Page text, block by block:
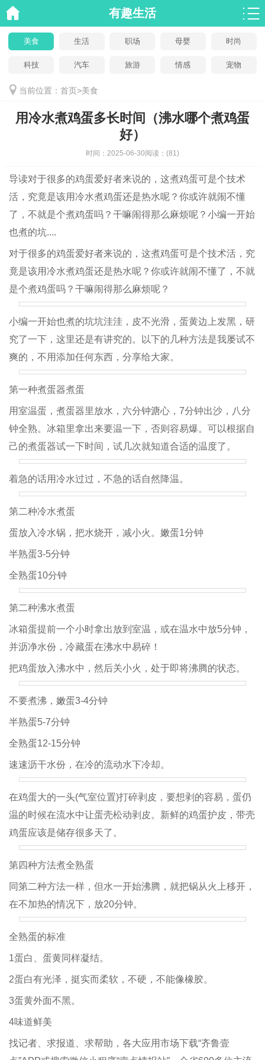
有趣生活
美食 生活 职场 母婴 时尚
科技 汽车 旅游 情感 宠物
当前位置： 首页>美食
用冷水煮鸡蛋多长时间（沸水哪个煮鸡蛋
好）
时间： 2025-06-30阅读： (81)
导读对于很多的鸡蛋爱好者来说的，这煮鸡蛋可是个技术
活，究竟是该用冷水煮鸡蛋还是热水呢？你或许就闹不懂
了，不就是个煮鸡蛋吗？干嘛闹得那么麻烦呢？小编一开始
也煮的坑....
对于很多的鸡蛋爱好者来说的，这煮鸡蛋可是个技术活，究
竟是该用冷水煮鸡蛋还是热水呢？你或许就闹不懂了，不就
是个煮鸡蛋吗？干嘛闹得那么麻烦呢？
小编一开始也煮的坑坑洼洼，皮不光滑，蛋黄边上发黑，研
究了一下，这里还是有讲究的。以下的几种方法是我屡试不
爽的，不用添加任何东西，分享给大家。
第一种煮蛋器煮蛋
用室温蛋，煮蛋器里放水，六分钟溏心，7分钟出沙，八分
钟全熟。冰箱里拿出来要温一下，否则容易爆。可以根据自
己的煮蛋器试一下时间，试几次就知道合适的温度了。
着急的话用冷水过过，不急的话自然降温。
第二种冷水煮蛋
蛋放入冷水锅，把水烧开，减小火。嫩蛋1分钟
半熟蛋3-5分钟
全熟蛋10分钟
第二种沸水煮蛋
冰箱蛋提前一个小时拿出放到室温，或在温水中放5分钟，
并沥净水份，冷藏蛋在沸水中易碎！
把鸡蛋放入沸水中，然后关小火，处于即将沸腾的状态。
不要煮沸，嫩蛋3-4分钟
半熟蛋5-7分钟
全熟蛋12-15分钟
速速沥干水份，在冷的流动水下冷却。
在鸡蛋大的一头(气室位置)打碎剥皮，要想剥的容易，蛋仍
温的时候在流水中让蛋壳松动剥皮。新鲜的鸡蛋护皮，带壳
鸡蛋应该是储存很多天了。
第四种方法煮全熟蛋
同第二种方法一样，但水一开始沸腾，就把锅从火上移开，
在不加热的情况下，放20分钟。
全熟蛋的标准
1蛋白、蛋黄同样凝结。
2蛋白有光泽，挺实而柔软，不硬，不能像橡胶。
3蛋黄外面不黑。
4味道鲜美
找记者、求报道、求帮助，各大应用市场下载“齐鲁壹